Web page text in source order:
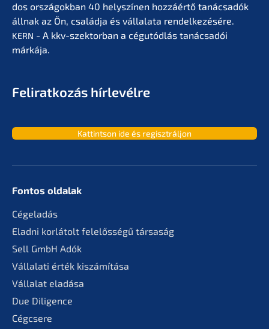
dos orszá­gok­ban 40 helyszí­nen hozzá­értő tanác­sa­dók
állnak az Ön, család­ja és vállala­ta rendel­ke­zé­sé­re.
KERN - A kkv-szektor­ban a cégutód­lás tanác­sa­dói
márkája.
Feliratko­zás hírlevélre
Kattint­son ide és regisztráljon
Fontos oldalak
Cégela­dás
Eladni korlá­tolt felelős­sé­gű társaság
Sell GmbH Adók
Vállala­ti érték kiszámítása
Válla­lat eladása
Due Diligence
Cégcse­re